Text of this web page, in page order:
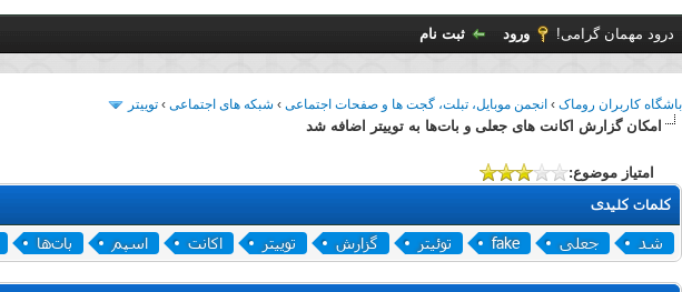
درود مهمان گرامی! ورود ثبت نام
باشگاه کاربران روماک › انجمن موبایل، تبلت، گجت ها و صفحات اجتماعی › شبکه های اجتماعی › توییتر
امکان گزارش اکانت های جعلی و بات‌ها به توییتر اضافه شد
امتیاز موضوع:
کلمات کلیدی
شد جعلی fake توئیتر گزارش توییتر اکانت اسپم بات‌ها